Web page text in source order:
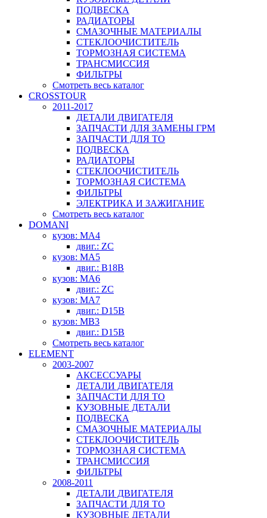
ПОДВЕСКА
РАДИАТОРЫ
СМАЗОЧНЫЕ МАТЕРИАЛЫ
СТЕКЛООЧИСТИТЕЛЬ
ТОРМОЗНАЯ СИСТЕМА
ТРАНСМИССИЯ
ФИЛЬТРЫ
Смотреть весь каталог
CROSSTOUR
2011-2017
ДЕТАЛИ ДВИГАТЕЛЯ
ЗАПЧАСТИ ДЛЯ ЗАМЕНЫ ГРМ
ЗАПЧАСТИ ДЛЯ ТО
ПОДВЕСКА
РАДИАТОРЫ
СТЕКЛООЧИСТИТЕЛЬ
ТОРМОЗНАЯ СИСТЕМА
ФИЛЬТРЫ
ЭЛЕКТРИКА И ЗАЖИГАНИЕ
Смотреть весь каталог
DOMANI
кузов: MA4
двиг.: ZC
кузов: MA5
двиг.: B18B
кузов: MA6
двиг.: ZC
кузов: MA7
двиг.: D15B
кузов: MB3
двиг.: D15B
Смотреть весь каталог
ELEMENT
2003-2007
АКСЕССУАРЫ
ДЕТАЛИ ДВИГАТЕЛЯ
ЗАПЧАСТИ ДЛЯ ТО
КУЗОВНЫЕ ДЕТАЛИ
ПОДВЕСКА
СМАЗОЧНЫЕ МАТЕРИАЛЫ
СТЕКЛООЧИСТИТЕЛЬ
ТОРМОЗНАЯ СИСТЕМА
ТРАНСМИССИЯ
ФИЛЬТРЫ
2008-2011
ДЕТАЛИ ДВИГАТЕЛЯ
ЗАПЧАСТИ ДЛЯ ТО
КУЗОВНЫЕ ДЕТАЛИ